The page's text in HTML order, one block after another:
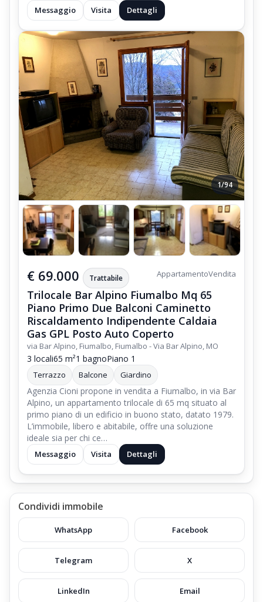
Messaggio Visita Dettagli
1/94
€ 69.000 Trattabile AppartamentoVendita
Trilocale Bar Alpino Fiumalbo Mq 65
Piano Primo Due Balconi Caminetto
Riscaldamento Indipendente Caldaia
Gas GPL Posto Auto Coperto
via Bar Alpino, Fiumalbo, Fiumalbo - Via Bar Alpino, MO
3 locali65 m²1 bagnoPiano 1
Terrazzo Balcone Giardino
Agenzia Cioni propone in vendita a Fiumalbo, in via Bar
Alpino, un appartamento trilocale di 65 mq situato al
primo piano di un edificio in buono stato, datato 1979.
L’immobile, libero e abitabile, offre una soluzione
ideale sia per chi ce…
Messaggio Visita Dettagli
Condividi immobile
WhatsApp Facebook
Telegram X
LinkedIn Email